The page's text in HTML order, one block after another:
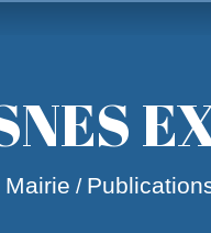
Mairie /